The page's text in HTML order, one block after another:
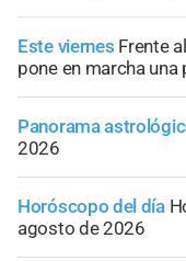
Este viernes Frente
pone en marcha
Panorama
2026
Horóscopo del día
agosto de 2026